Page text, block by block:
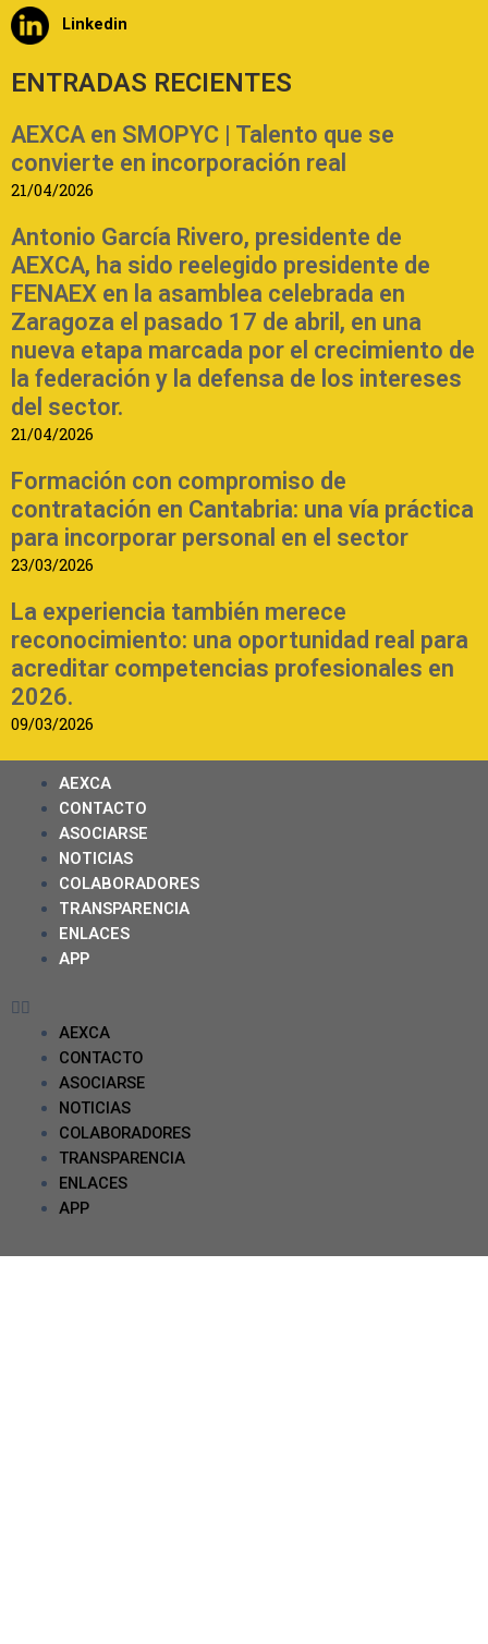
Linkedin
ENTRADAS RECIENTES
AEXCA en SMOPYC | Talento que se
convierte en incorporación real
21/04/2026
Antonio García Rivero, presidente de
AEXCA, ha sido reelegido presidente de
FENAEX en la asamblea celebrada en
Zaragoza el pasado 17 de abril, en una
nueva etapa marcada por el crecimiento de
la federación y la defensa de los intereses
del sector.
21/04/2026
Formación con compromiso de
contratación en Cantabria: una vía práctica
para incorporar personal en el sector
23/03/2026
La experiencia también merece
reconocimiento: una oportunidad real para
acreditar competencias profesionales en
2026.
09/03/2026
AEXCA
CONTACTO
ASOCIARSE
NOTICIAS
COLABORADORES
TRANSPARENCIA
ENLACES
APP
AEXCA
CONTACTO
ASOCIARSE
NOTICIAS
COLABORADORES
TRANSPARENCIA
ENLACES
APP